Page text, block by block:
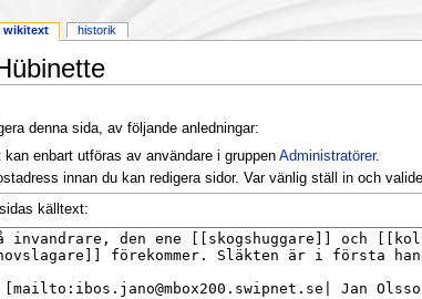
denna sida, av följande anledningar:
kan enbart utföras av användare i gruppen Administratörer.
innan du kan redigera sidor. Var vänlig ställ in och
källtext:
wikitext historik